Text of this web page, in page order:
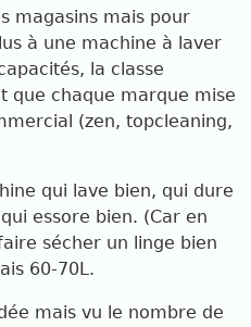
magasins mais pour
à une machine à laver
la classe
que chaque marque mise
(zen, topcleaning,
qui lave bien, qui dure
essore bien. (Car en
sécher un linge bien
60-70L.
mais vu le nombre de